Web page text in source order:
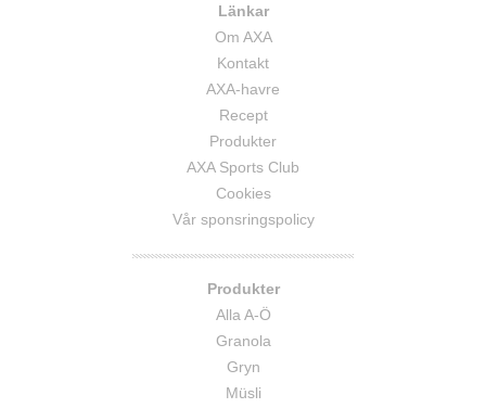
Länkar
Om AXA
Kontakt
AXA-havre
Recept
Produkter
AXA Sports Club
Cookies
Vår sponsringspolicy
Produkter
Alla A-Ö
Granola
Gryn
Müsli